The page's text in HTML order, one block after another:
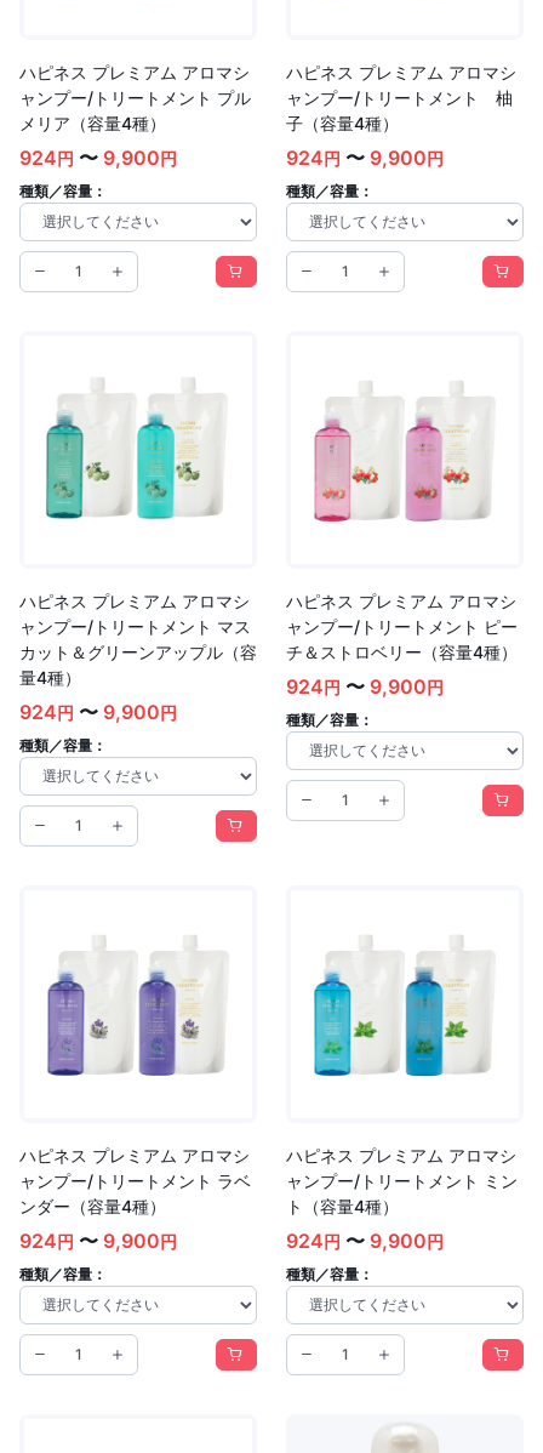
ハピネス プレミアム アロマシ
ャンプー/トリートメント プル
メリア（容量4種）
924円 〜 9,900円
種類／容量：
ハピネス プレミアム アロマシ
ャンプー/トリートメント 柚
子（容量4種）
924円 〜 9,900円
種類／容量：
ハピネス プレミアム アロマシ
ャンプー/トリートメント マス
カット＆グリーンアップル（容
量4種）
924円 〜 9,900円
種類／容量：
ハピネス プレミアム アロマシ
ャンプー/トリートメント ピー
チ＆ストロベリー（容量4種）
924円 〜 9,900円
種類／容量：
ハピネス プレミアム アロマシ
ャンプー/トリートメント ラベ
ンダー（容量4種）
924円 〜 9,900円
種類／容量：
ハピネス プレミアム アロマシ
ャンプー/トリートメント ミン
ト（容量4種）
924円 〜 9,900円
種類／容量：